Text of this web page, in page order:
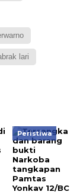
lari
Peristiwa